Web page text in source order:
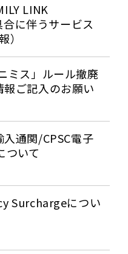
LINK
合に伴うサービス
）
ミス」ルール撤廃
ご記入のお願い
入通関/CPSC電子
ついて
Surchargeについ